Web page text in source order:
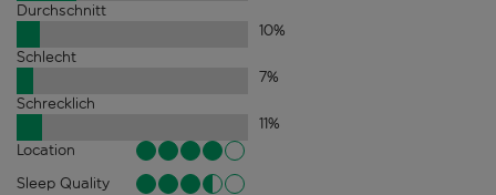
Durchschnitt
10%
Schlecht
7%
Schrecklich
11%
Location
Sleep Quality